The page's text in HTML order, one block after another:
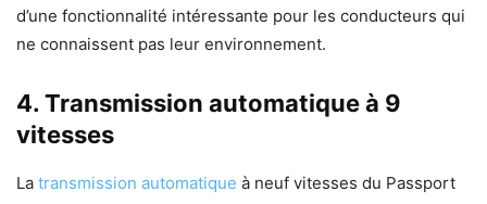
d’une fonctionnalité intéressante pour les conducteurs qui
ne connaissent pas leur environnement.
4. Transmission automatique à 9
vitesses
La transmission automatique à neuf vitesses du Passport